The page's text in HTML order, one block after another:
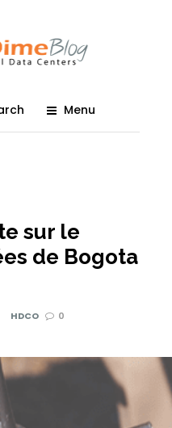
Menu
sur le
de Bogota
HDCO 0